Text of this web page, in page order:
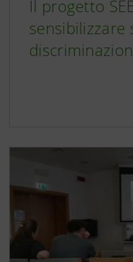
Il progetto
sensibilizzare